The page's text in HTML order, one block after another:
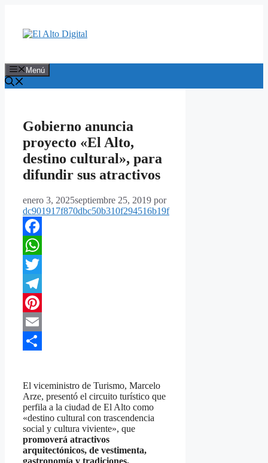
contenido
Menú
Gobierno anuncia
proyecto «El Alto,
destino cultural», para
difundir sus atractivos
enero 3, 2025septiembre 25, 2019 por
dc901917f870dbc50b310f294516b19f
Facebook
WhatsApp
Twitter
Telegram
Pinterest
Email
El viceministro de Turismo, Marcelo
Arze, presentó el circuito turístico que
perfila a la ciudad de El Alto como
«destino cultural con trascendencia
social y cultura viviente», que
promoverá atractivos
arquitectónicos, de vestimenta,